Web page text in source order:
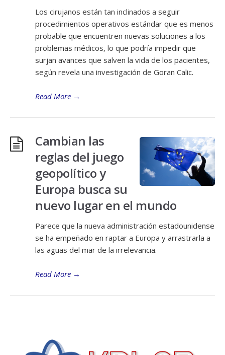
Los cirujanos están tan inclinados a seguir
procedimientos operativos estándar que es menos
probable que encuentren nuevas soluciones a los
problemas médicos, lo que podría impedir que
surjan avances que salven la vida de los pacientes,
según revela una investigación de Goran Calic.
Read More →
Cambian las
reglas del juego
geopolítico y
Europa busca su
nuevo lugar en el mundo
Parece que la nueva administración estadounidense
se ha empeñado en raptar a Europa y arrastrarla a
las aguas del mar de la irrelevancia.
Read More →